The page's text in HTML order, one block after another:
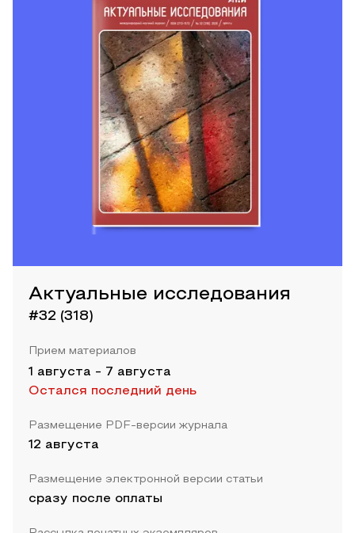
Актуальные исследования
#32 (318)
Прием материалов
1 августа - 7 августа
Остался последний день
Размещение PDF-версии журнала
12 августа
Размещение электронной версии статьи
сразу после оплаты